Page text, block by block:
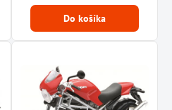
Do košíka